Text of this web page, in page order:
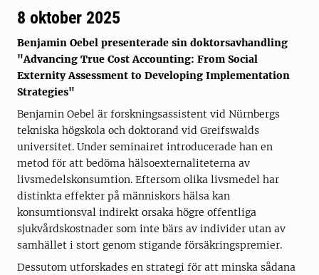
8 oktober 2025
Benjamin Oebel presenterade sin doktorsavhandling
"Advancing True Cost Accounting: From Social
Externity Assessment to Developing Implementation
Strategies"
Benjamin Oebel är forskningsassistent vid Nürnbergs
tekniska högskola och doktorand vid Greifswalds
universitet. Under seminairet introducerade han en
metod för att bedöma hälsoexternaliteterna av
livsmedelskonsumtion. Eftersom olika livsmedel har
distinkta effekter på människors hälsa kan
konsumtionsval indirekt orsaka högre offentliga
sjukvårdskostnader som inte bärs av individer utan av
samhället i stort genom stigande försäkringspremier.
Dessutom utforskades en strategi för att minska sådana